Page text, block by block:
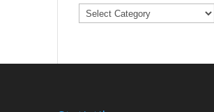
Categories